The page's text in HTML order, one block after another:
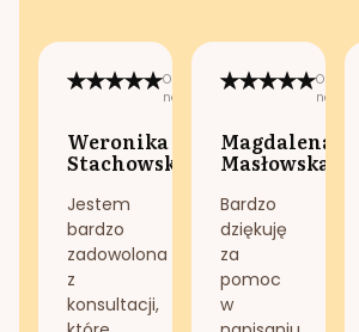
Opublikowano
na:
Weronika
Stachowska
Jestem
bardzo
zadowolona
z
konsultacji,
na:
Magdalena
Masłowska
Bardzo
dziękuję
za
pomoc
w